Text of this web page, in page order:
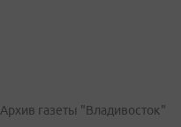
Архив газеты "Владивосток"